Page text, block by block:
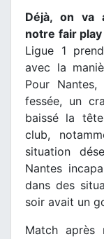
Déjà, on va
notre fair
Ligue 1
avec la
Pour
fessée, un
baissé la
club,
situation
Nantes
dans des
soir avait un
Match après